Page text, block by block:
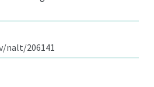
nalt/206141